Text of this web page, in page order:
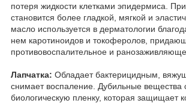
потеря жидкости клетками эпидермиса.
становится более гладкой, мягкой и
масло используется в дерматологии
нем каротиноидов и токоферолов,
противовоспалительное и
Лапчатка: Обладает бактерицидным,
снимает воспаление. Дубильные вещества
биологическую пленку, которая защищает